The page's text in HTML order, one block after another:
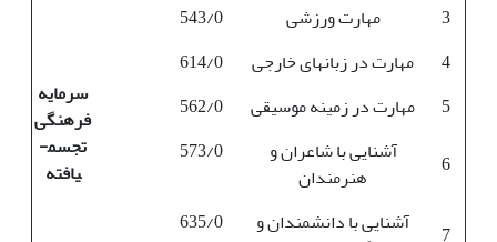
سرمایه
فرهنگی
تجسم­
یافته
3
مهارت ورزشی
543/0
4
مهارت در زبان­های خارجی
614/0
5
مهارت در زمینه موسیقی
562/0
6
آشنایی با شاعران و
هنرمندان
573/0
آشنایی با دانشمندان و
635/0